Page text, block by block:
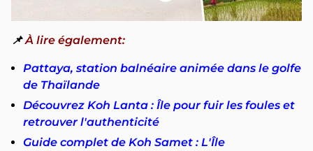
📌À lire également:
Pattaya, station balnéaire animée dans le golfe
de Thaïlande
Découvrez Koh Lanta : Île pour fuir les foules et
retrouver l'authenticité
Guide complet de Koh Samet : L'Île